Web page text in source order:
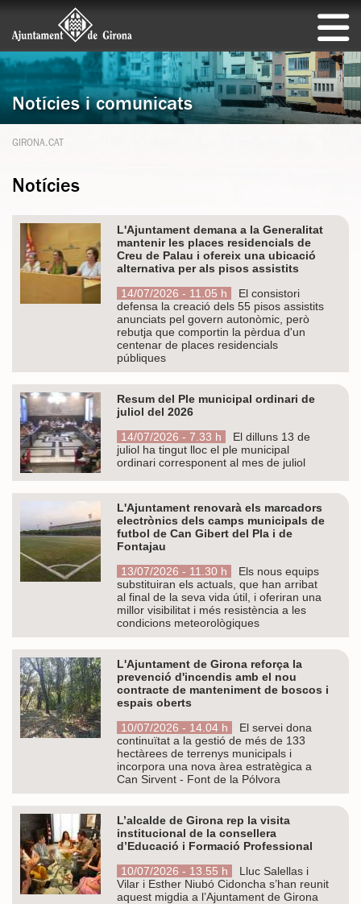
Notícies i comunicats
GIRONA.CAT
Notícies
L'Ajuntament demana a la Generalitat
mantenir les places residencials de
Creu de Palau i ofereix una ubicació
alternativa per als pisos assistits
14/07/2026 - 11.05 h
El consistori
defensa la creació dels 55 pisos assistits
anunciats pel govern autonòmic, però
rebutja que comportin la pèrdua d'un
centenar de places residencials
públiques
Resum del Ple municipal ordinari de
juliol del 2026
14/07/2026 - 7.33 h
El dilluns 13 de
juliol ha tingut lloc el ple municipal
ordinari corresponent al mes de juliol
L'Ajuntament renovarà els marcadors
electrònics dels camps municipals de
futbol de Can Gibert del Pla i de
Fontajau
13/07/2026 - 11.30 h
Els nous equips
substituiran els actuals, que han arribat
al final de la seva vida útil, i oferiran una
millor visibilitat i més resistència a les
condicions meteorològiques
L'Ajuntament de Girona reforça la
prevenció d'incendis amb el nou
contracte de manteniment de boscos i
espais oberts
10/07/2026 - 14.04 h
El servei dona
continuïtat a la gestió de més de 133
hectàrees de terrenys municipals i
incorpora una nova àrea estratègica a
Can Sirvent - Font de la Pólvora
L’alcalde de Girona rep la visita
institucional de la consellera
d’Educació i Formació Professional
10/07/2026 - 13.55 h
Lluc Salellas i
Vilar i Esther Niubó Cidoncha s’han reunit
aquest migdia a l’Ajuntament de Girona